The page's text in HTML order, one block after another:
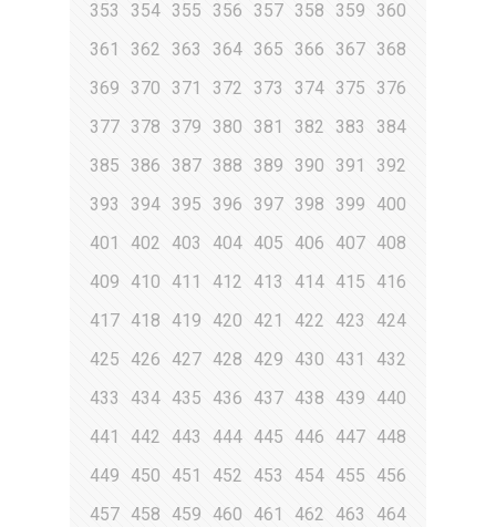
353 354 355 356 357 358 359 360
361
362 363 364 365 366 367 368
369
370 371 372 373 374 375 376
377 378 379 380 381 382 383
384
385
386 387 388 389 390 391
392
393
394 395 396 397 398 399
400
401
402 403 404 405 406 407 408
409
410 411 412 413 414 415
416
417 418 419 420 421 422 423
424
425
426 427 428 429 430 431
432
433
434 435 436 437 438 439
440
441
442 443 444 445 446 447 448
449
450 451 452 453 454 455
456
457 458 459 460 461 462 463
464